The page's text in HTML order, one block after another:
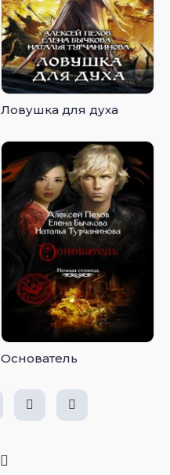
Ловушка для духа
Основатель